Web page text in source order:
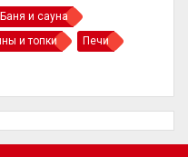
Баня и сауна
и топки
Печи